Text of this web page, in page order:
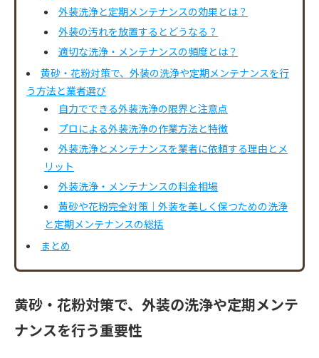
外装洗浄と定期メンテナンスの効果とは？
外装の汚れを放置するとどうなる？
適切な洗浄・メンテナンスの頻度とは？
黄砂・花粉対策で、外装の洗浄や定期メンテナンスを行
う方法と業者選び
自力でできる外装洗浄の限界と注意点
プロによる外装洗浄の作業方法と特徴
外装洗浄とメンテナンスを業者に依頼する理由とメ
リット
外装洗浄・メンテナンスの料金相場
黄砂や花粉完全対策｜外装を美しく保つための洗浄
と定期メンテナンスの総括
まとめ
黄砂・花粉対策で、外装の洗浄や定期メンテ
ナンスを行う重要性